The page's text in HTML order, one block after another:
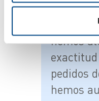
mejoras
centro
hemos
pedidos
hemos